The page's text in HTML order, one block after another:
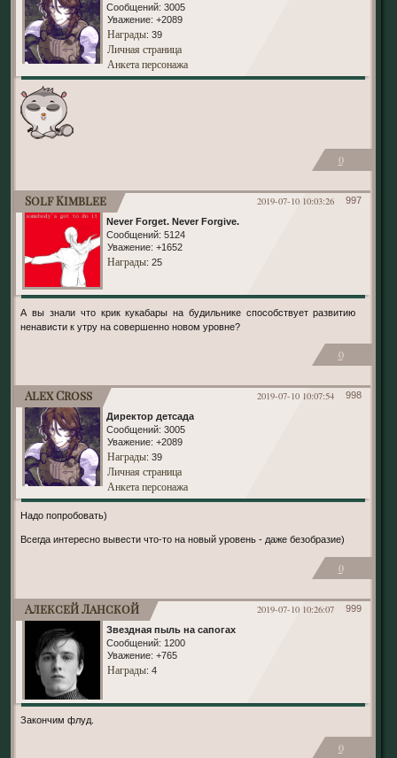
Сообщений: 3005
Уважение: +2089
Награды: 39
Личная страница
Анкета персонажа
0
997
2019-07-10 10:03:26
Solf Kimblee
Never Forget. Never Forgive.
Сообщений: 5124
Уважение: +1652
Награды: 25
А вы знали что крик кукабары на будильнике способствует развитию
ненависти к утру на совершенно новом уровне?
0
998
2019-07-10 10:07:54
Alex Cross
Директор детсада
Сообщений: 3005
Уважение: +2089
Награды: 39
Личная страница
Анкета персонажа
Надо попробовать)
Всегда интересно вывести что-то на новый уровень - даже безобразие)
0
999
2019-07-10 10:26:07
Алексей Ланской
Звездная пыль на сапогах
Сообщений: 1200
Уважение: +765
Награды: 4
Закончим флуд.
0